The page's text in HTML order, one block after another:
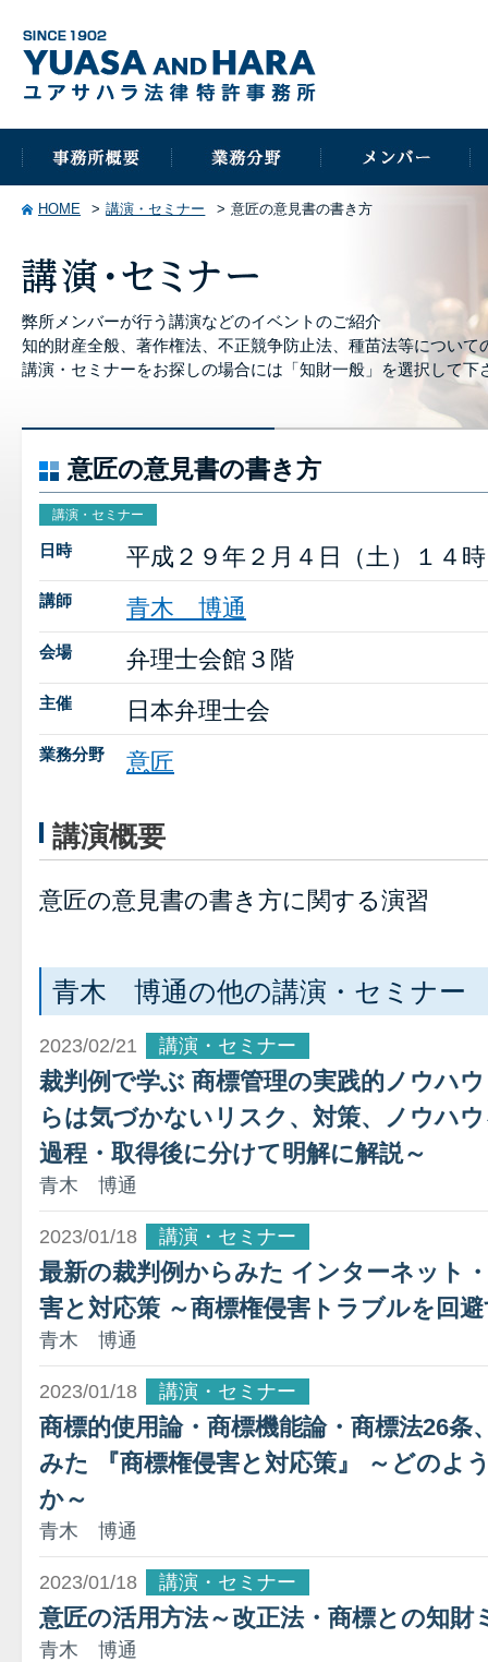
HOME 講演・セミナー 意匠の意見書の書き方
弊所メンバーが行う講演などのイベントのご紹介
知的財産全般、著作権法、不正競争防止法、種苗法等について
講演・セミナーをお探しの場合には「知財一般」を選択して下
意匠の意見書の書き方
講演・セミナー
日時 平成２９年２月４日（土）１４
講師 青木 博通
会場 弁理士会館３階
主催 日本弁理士会
業務分野 意匠
講演概要
意匠の意見書の書き方に関する演習
青木 博通の他の講演・セミナー
2023/02/21 講演・セミナー
裁判例で学ぶ 商標管理の実践的ノウハ
らは気づかないリスク、対策、ノウハ
過程・取得後に分けて明解に解説～
青木 博通
2023/01/18 講演・セミナー
最新の裁判例からみた インターネット
害と対応策 ～商標権侵害トラブルを回
青木 博通
2023/01/18 講演・セミナー
商標的使用論・商標機能論・商標法26条
みた 『商標権侵害と対応策』 ～どのよ
か～
青木 博通
2023/01/18 講演・セミナー
意匠の活用方法～改正法・商標との知財
青木 博通